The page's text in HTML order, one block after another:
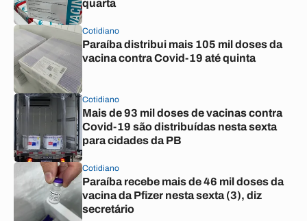
quarta
Cotidiano
Paraíba distribui mais 105 mil doses da
vacina contra Covid-19 até quinta
Cotidiano
Mais de 93 mil doses de vacinas contra
Covid-19 são distribuídas nesta sexta
para cidades da PB
Cotidiano
Paraíba recebe mais de 46 mil doses da
vacina da Pfizer nesta sexta (3), diz
secretário